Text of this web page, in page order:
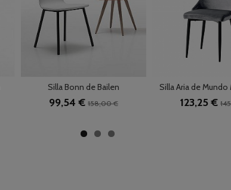
Silla Bonn de Bailen
99,54 € 158,00 €
Silla Aria de Mundo
123,25 €